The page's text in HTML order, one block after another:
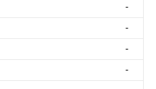
-
-
-
-